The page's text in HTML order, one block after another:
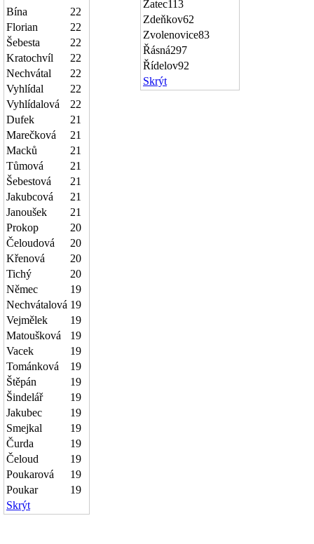
Bína
22
Florian
22
Šebesta
22
Kratochvíl
22
Nechvátal
22
Vyhlídal
22
Vyhlídalová
22
Dufek
21
Marečková
21
Macků
21
Tůmová
21
Šebestová
21
Jakubcová
21
Janoušek
21
Prokop
20
Čeloudová
20
Křenová
20
Tichý
20
Němec
19
Nechvátalová 19
Vejmělek
19
Matoušková
19
Vacek
19
Tománková
19
Štěpán
19
Šindelář
19
Jakubec
19
Smejkal
19
Čurda
19
Čeloud
19
Poukarová
19
Poukar
19
Skrýt
Žatec113
Zdeňkov62
Zvolenovice83
Řásná297
Řídelov92
Skrýt